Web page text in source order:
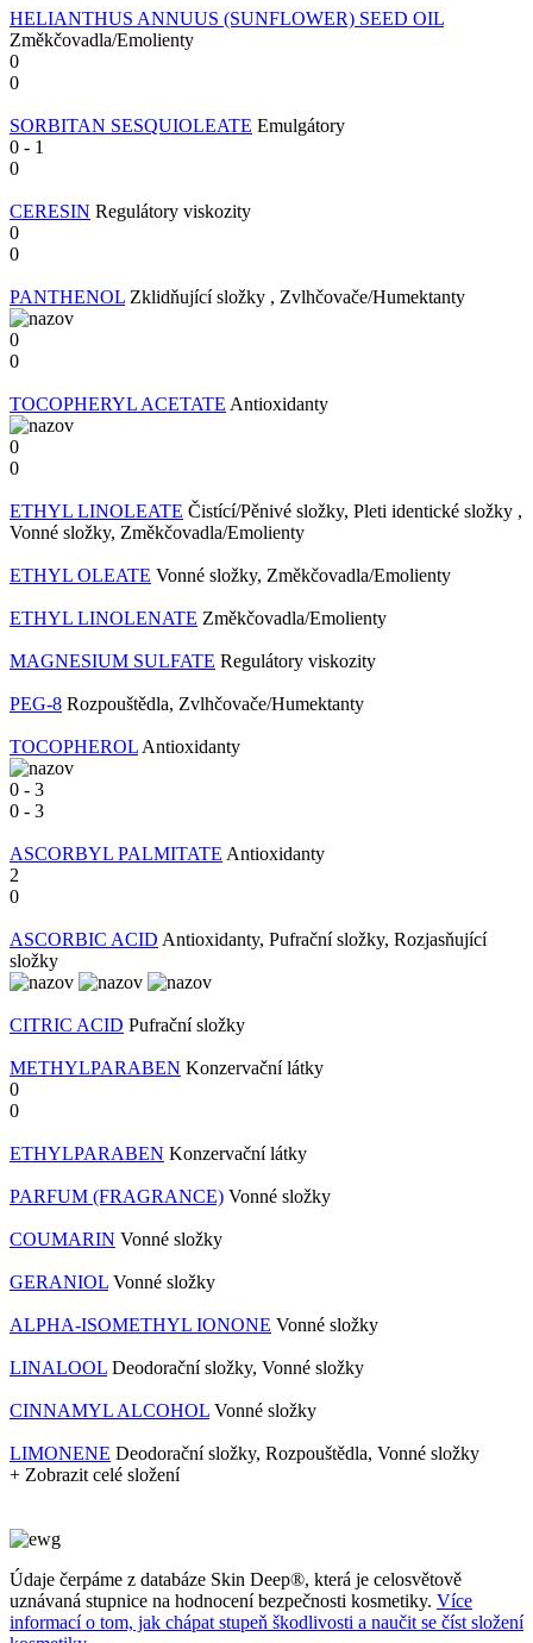
HELIANTHUS ANNUUS (SUNFLOWER) SEED OIL
Změkčovadla/Emolienty
0
0
SORBITAN SESQUIOLEATE Emulgátory
0 - 1
0
CERESIN Regulátory viskozity
0
0
PANTHENOL Zklidňující složky , Zvlhčovače/Humektanty
0
0
TOCOPHERYL ACETATE Antioxidanty
0
0
ETHYL LINOLEATE Čistící/Pěnivé složky, Pleti identické složky ,
Vonné složky, Změkčovadla/Emolienty
ETHYL OLEATE Vonné složky, Změkčovadla/Emolienty
ETHYL LINOLENATE Změkčovadla/Emolienty
MAGNESIUM SULFATE Regulátory viskozity
PEG-8 Rozpouštědla, Zvlhčovače/Humektanty
TOCOPHEROL Antioxidanty
0 - 3
0 - 3
ASCORBYL PALMITATE Antioxidanty
2
0
ASCORBIC ACID Antioxidanty, Pufrační složky, Rozjasňující
složky
CITRIC ACID Pufrační složky
METHYLPARABEN Konzervační látky
0
0
ETHYLPARABEN Konzervační látky
PARFUM (FRAGRANCE) Vonné složky
COUMARIN Vonné složky
GERANIOL Vonné složky
ALPHA-ISOMETHYL IONONE Vonné složky
LINALOOL Deodorační složky, Vonné složky
CINNAMYL ALCOHOL Vonné složky
LIMONENE Deodorační složky, Rozpouštědla, Vonné složky
+ Zobrazit celé složení
Údaje čerpáme z databáze Skin Deep®, která je celosvětově
uznávaná stupnice na hodnocení bezpečnosti kosmetiky. Více
informací o tom, jak chápat stupeň škodlivosti a naučit se číst složení